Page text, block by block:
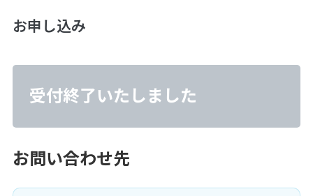
お申し込み
受付終了いたしました
お問い合わせ先